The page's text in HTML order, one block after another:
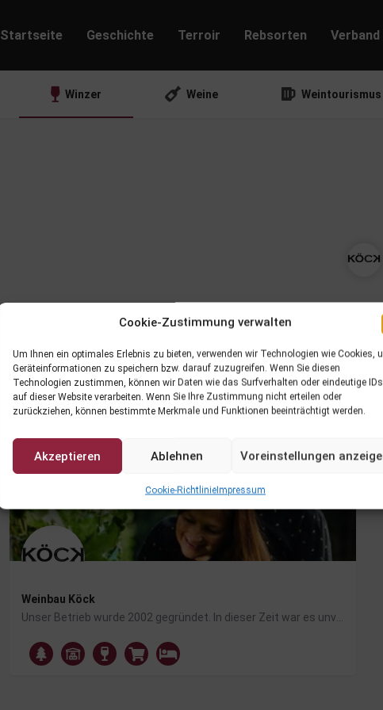
Cookie-Zustimmung verwalten
Um Ihnen ein optimales Erlebnis zu bieten, verwenden wir Technologien wie Cookies,
Geräteinformationen zu speichern bzw. darauf zuzugreifen. Wenn Sie diesen
Technologien zustimmen, können wir Daten wie das Surfverhalten oder eindeutige IDs
auf dieser Website verarbeiten. Wenn Sie Ihre Zustimmung nicht erteilen oder
zurückziehen, können bestimmte Merkmale und Funktionen beeinträchtigt werden.
Akzeptieren Ablehnen Voreinstellungen
Cookie-RichtlinieImpressum
Startseite Geschichte Terroir Rebsorten Verband
Winzer Weine Weintourismus
Ergebnis wird
Weinbau Köck
Unser Betrieb wurde 2002 gegründet. In dieser Zeit war es unvorstellbar, dass auf 750m Seehöhe Weinbau in…
Pollenitz 6, 9560 Feldkirchen in Kärnten
+43 664 8204887